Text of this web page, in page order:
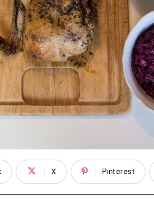
X Pinterest